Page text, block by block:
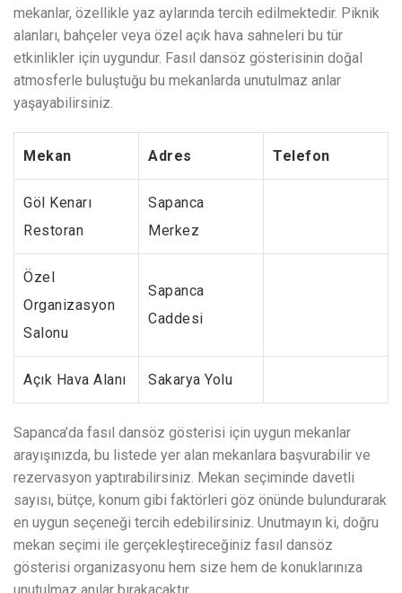
mekanlar, özellikle yaz aylarında tercih edilmektedir. Piknik
alanları, bahçeler veya özel açık hava sahneleri bu tür
etkinlikler için uygundur. Fasıl dansöz gösterisinin doğal
atmosferle buluştuğu bu mekanlarda unutulmaz anlar
yaşayabilirsiniz.
Mekan Adres Telefon
Göl Kenarı
Restoran
Sapanca
Merkez
Özel
Organizasyon
Salonu
Sapanca
Caddesi
Açık Hava Alanı Sakarya Yolu
Sapanca’da fasıl dansöz gösterisi için uygun mekanlar
arayışınızda, bu listede yer alan mekanlara başvurabilir ve
rezervasyon yaptırabilirsiniz. Mekan seçiminde davetli
sayısı, bütçe, konum gibi faktörleri göz önünde bulundurarak
en uygun seçeneği tercih edebilirsiniz. Unutmayın ki, doğru
mekan seçimi ile gerçekleştireceğiniz fasıl dansöz
gösterisi organizasyonu hem size hem de konuklarınıza